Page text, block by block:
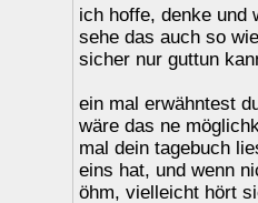
ich hoffe, denke und
sehe das auch so
sicher nur guttun
ein mal erwähntest
wäre das ne
mal dein tagebuch
eins hat, und wenn
öhm, vielleicht hört